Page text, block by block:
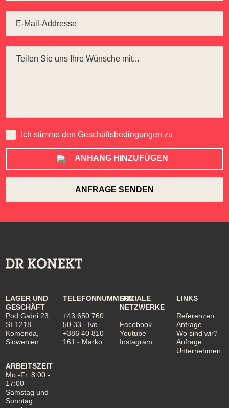
Ich stimme denGeschäftsbedingungen zu
ANHANG HINZUFÜGEN
LAGER UND
GESCHÄFT
Pod Gabri 23,
SI-1218
Komenda,
Slowenien
ARBEITSZEIT
Mo.-Fr. 8:00 -
17:00
Samstag und
Sonntag
TELEFONNUMMERN
+43 650 760
50 33 - Ivo
+386 40 810
161 - Marko
SOZIALE
NETZWERKE
Facebook
Youtube
Instagram
LINKS
Referenzen
Anfrage
Wo sind wir?
Anfrage
Unternehmen